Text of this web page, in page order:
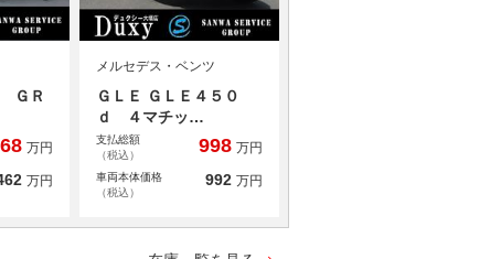
ＧＲ
万円
万円
メルセデス・ベンツ
ＧＬＥ ＧＬＥ４５０
ｄ ４マチッ…
支払総額
（税込）
998 万円
車両本体価格
（税込）
992 万円